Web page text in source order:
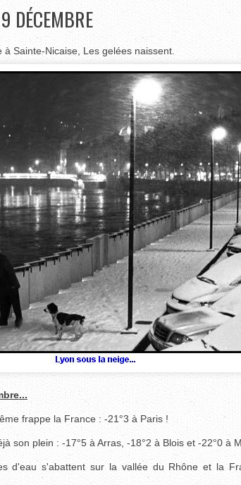
DÉCEMBRE
à Sainte-Nicaise, Les gelées naissent.
frappe la France : -21°3 à Paris !
son plein : -17°5 à Arras, -18°2 à Blois et -22°0 à
d'eau s'abattent sur la vallée du Rhône et la